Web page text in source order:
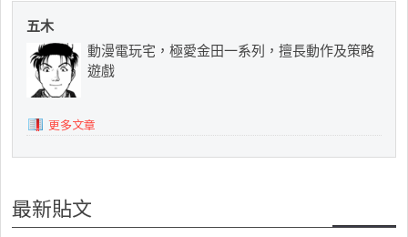
五木
動漫電玩宅，極愛金田一系列，擅長動作及策略
遊戲
更多文章
最新貼文